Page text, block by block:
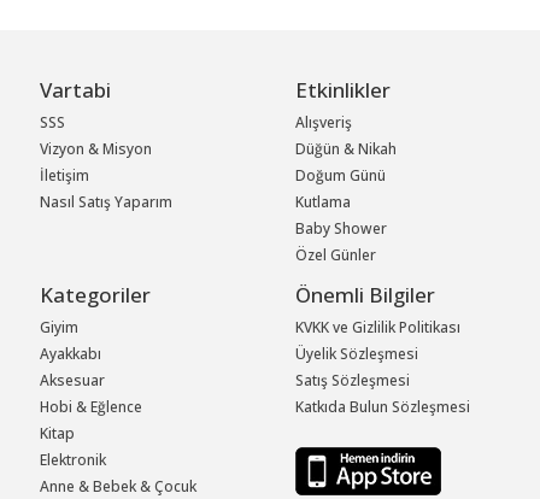
Vartabi
SSS
Vizyon & Misyon
İletişim
Nasıl Satış Yaparım
Etkinlikler
Alışveriş
Düğün & Nikah
Doğum Günü
Kutlama
Baby Shower
Özel Günler
Kategoriler
Giyim
Ayakkabı
Aksesuar
Hobi & Eğlence
Kitap
Elektronik
Anne & Bebek & Çocuk
Önemli Bilgiler
KVKK ve Gizlilik Politikası
Üyelik Sözleşmesi
Satış Sözleşmesi
Katkıda Bulun Sözleşmesi